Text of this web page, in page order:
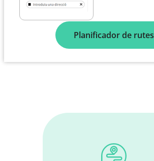
Planificador de rutes